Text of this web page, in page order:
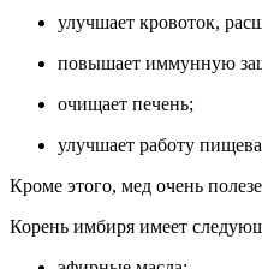
улучшает кровоток,
повышает иммунную
очищает печень;
улучшает работу
Кроме этого, мед очень
Корень имбиря имеет